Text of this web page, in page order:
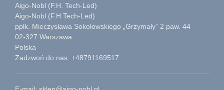
Aigo-Nobl (F.H. Tech-Led)
Aigo-Nobl (F.H Tech-Led)
ppłk. Mieczysława Sokołowskiego „Grzymały” 2 paw. 44
02-327 Warszawa
Polska
Zadzwoń do nas: +48791169517